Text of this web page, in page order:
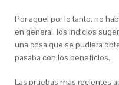
Por aquel por lo tanto, no
en general, los indicios
una cosa que se pudiera
pasaba con los beneficios.
Las pruebas mas recientes